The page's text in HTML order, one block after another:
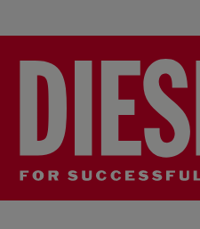
Pantalones Niño